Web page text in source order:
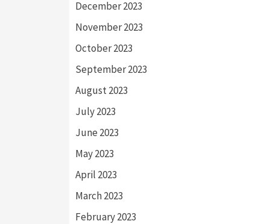
December 2023
November 2023
October 2023
September 2023
August 2023
July 2023
June 2023
May 2023
April 2023
March 2023
February 2023